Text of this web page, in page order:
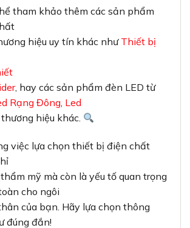
tham khảo thêm các sản phẩm
hiệu uy tín khác như Thiết bị
, hay các sản phẩm đèn LED từ
Rạng Đông, Led
hiệu khác.
việc lựa chọn thiết bị điện chất
mỹ mà còn là yếu tố quan trọng
cho ngôi
của bạn. Hãy lựa chọn thông
đúng đắn!